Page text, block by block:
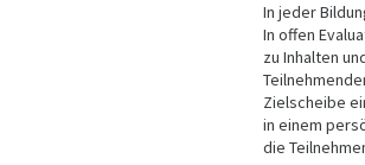
In jeder
In offen
zu Inhalten
Zielscheibe
in einem
die